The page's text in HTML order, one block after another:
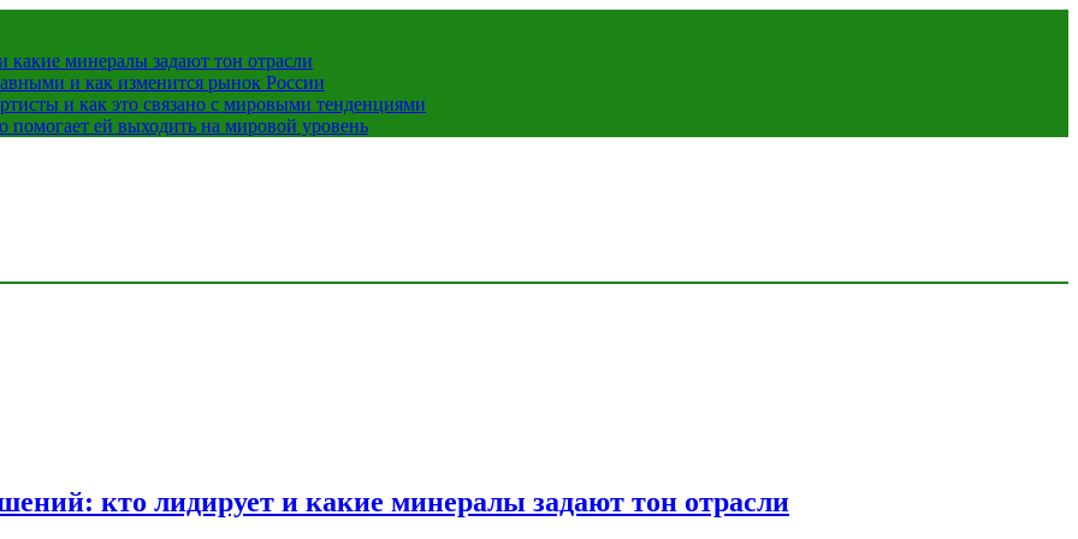
минералы задают тон отрасли
и как изменится рынок России
и как это связано с мировыми тенденциями
ей выходить на мировой уровень
кто лидирует и какие минералы задают тон отрасли